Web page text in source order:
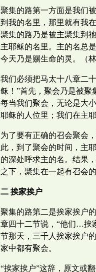
聚集的路第一方面是我们
到我的名里，那里就有我
聚集的路乃是被主聚集到
主耶稣的名里。主的名总
今天乃是赐生命的灵。（
我们必须把马太十八章二
稣！”首先，聚会乃是被
每当我们聚会，无论是大
耶稣的人位里；我们在主
为了要有正确的召会聚会
此，到了聚会的时间，主
的深处呼求主的名。结果
之下，聚集在一起有召会的
二 挨家挨户
聚集的路第二是挨家挨户
章四十二节说，“他们…挨
节那天，三千人挨家挨户
家中都有聚会。
“挨家挨户”这辞，原文或